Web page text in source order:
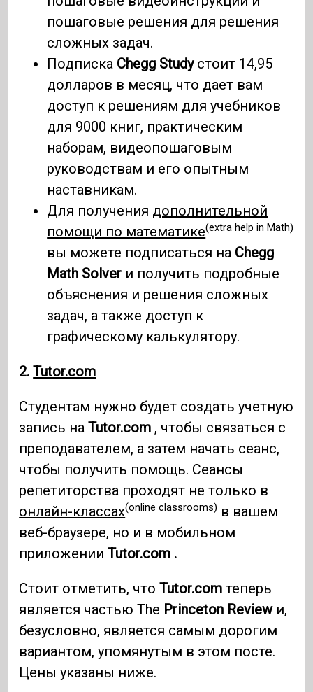
пошаговые решения для решения
сложных задач.
Подписка Chegg Studyстоит 14,95
долларов в месяц, что дает вам
доступ к решениям для учебников
для 9000 книг, практическим
наборам, видеопошаговым
руководствам и его опытным
наставникам.
Для получения дополнительной
помощи по математике(extra help in Math)
вы можете подписаться на Chegg
Math Solver и получить подробные
объяснения и решения сложных
задач, а также доступ к
графическому калькулятору.
2.Tutor.com
Студентам нужно будет создать учетную
запись наTutor.com , чтобы связаться с
преподавателем, а затем начать сеанс,
чтобы получить помощь. Сеансы
репетиторства проходят не только в
онлайн-классах(online classrooms) в вашем
веб-браузере, но и в мобильном
приложенииTutor.com .
Стоит отметить, чтоTutor.com теперь
является частью The Princeton Reviewи,
безусловно, является самым дорогим
вариантом, упомянутым в этом посте.
Цены указаны ниже.